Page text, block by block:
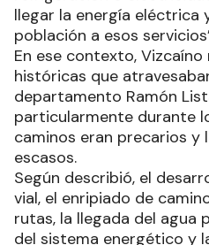
llegar la energía eléctrica
población a esos
En ese contexto,
históricas que
departamento Ramón
particularmente durante
caminos eran precarios y
escasos.
Según describió, el
vial, el enripiado de
rutas, la llegada del agua
del sistema energético y